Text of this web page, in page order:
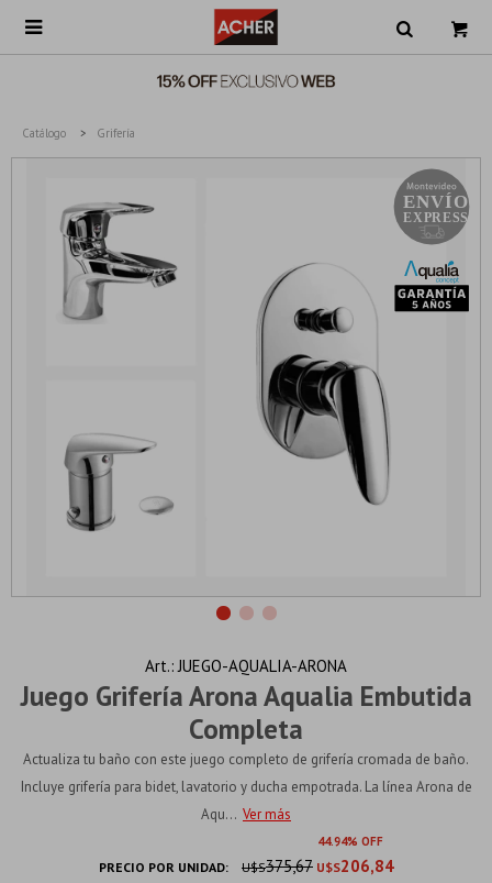

Catálogo Grifería
Juego Grifería Arona Aqualia Embutida
Completa
JUEGO-AQUALIA-ARONA
Actualiza tu baño con este juego completo de grifería cromada de baño.
Incluye grifería para bidet, lavatorio y ducha empotrada. La línea Arona de
Aqu... Ver más
44.94
PRECIO POR UNIDAD: U$S206,84
U$S375,67